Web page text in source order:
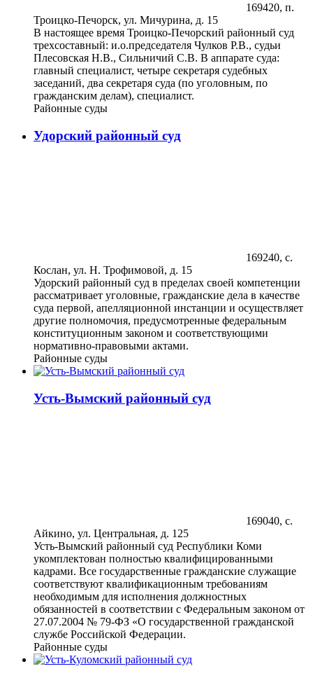
169420, п.
Троицко-Печорск, ул. Мичурина, д. 15
В настоящее время Троицко-Печорский районный суд
трехсоставный: и.о.председателя Чулков Р.В., судьи
Плесовская Н.В., Сильничий С.В. В аппарате суда:
главный специалист, четыре секретаря судебных
заседаний, два секретаря суда (по уголовным, по
гражданским делам), специалист.
Районные суды
Удорский районный суд
169240, с.
Кослан, ул. Н. Трофимовой, д. 15
Удорский районный суд в пределах своей компетенции
рассматривает уголовные, гражданские дела в качестве
суда первой, апелляционной инстанции и осуществляет
другие полномочия, предусмотренные федеральным
конституционным законом и соответствующими
нормативно-правовыми актами.
Районные суды
Усть-Вымский районный суд
169040, с.
Айкино, ул. Центральная, д. 125
Усть-Вымский районный суд Республики Коми
укомплектован полностью квалифицированными
кадрами. Все государственные гражданские служащие
соответствуют квалификационным требованиям
необходимым для исполнения должностных
обязанностей в соответствии с Федеральным законом от
27.07.2004 № 79-ФЗ «О государственной гражданской
службе Российской Федерации.
Районные суды